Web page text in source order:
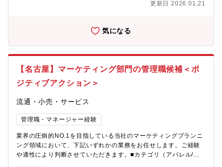
画の立案・候補地の選定・土地所有者やデベロッパーとの交渉・
舗展開として、ロードサイド店舗が中心となりますが、ご自身の
アイディアを形にしやすい環境が整っており、今後様々な出店パ
ターンに対応できる柔軟性も求めらるポジションとなりますが、
裁量権も非常に多くやりがいのある仕事です。■組織構成1名(50
代)在籍の少人数の組織となりますが、少数にすることで、動きも
柔軟かつスピード感を持って対応可能な部署です。■同社の安定性
同社は業界のリードカンパニーとして、常に業界のパイオニアと
ナンスやロードサービスまで提供することを前提としており、お
高も年々更新し続けており、全国のお客様へ誰もが自由に愛車を
た更なる事業成長・店舗拡大を目指し、安定した経営を継続して
いきます。
更新日 2026.01.21
気になる
【名古屋】マーケティング部門の管理職候補＜ポ
ジティブアクション＞
流通・小売・サービス
管理職・マネージャー経験
業界の圧倒的NO.1を目指している当社のマーケティングプランニ
ング領域において、下記いずれかの業務をお任せします。ご経験
や適性により判断させていただきます。■カテゴリ（アパレル/ス